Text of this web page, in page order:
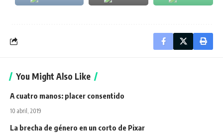
You Might Also Like
A cuatro manos: placer consentido
10 abril, 2019
La brecha de género en un corto de Pixar